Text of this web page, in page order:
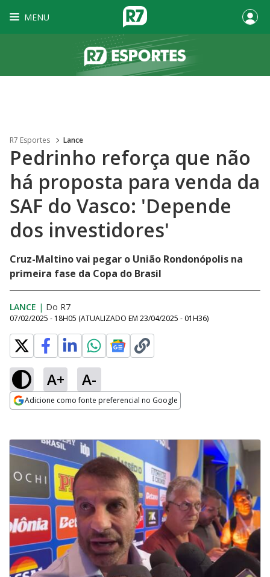
MENU
R7 Esportes Lance
Pedrinho reforça que não
há proposta para venda da
SAF do Vasco: 'Depende
dos investidores'
Cruz-Maltino vai pegar o União Rondonópolis na
primeira fase da Copa do Brasil
LANCE | Do R7
07/02/2025 - 18H05 (ATUALIZADO EM 23/04/2025 - 01H36)
A+ A-
Adicione como fonte preferencial no Google